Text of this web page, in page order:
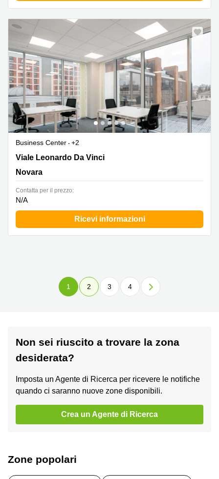
Business Center
+2
Viale Leonardo Da Vinci 18, Novara
Viale Leonardo Da Vinci
Novara
Сontatta per il prezzo:
N/A
Ricevi informazioni
1 2 3 4
Non sei riuscito a trovare la zona
desiderata?
Imposta un Agente di Ricerca per ricevere le notifiche
quando ci saranno nuove zone disponibili.
Crea un Agente di Ricerca
Zone popolari